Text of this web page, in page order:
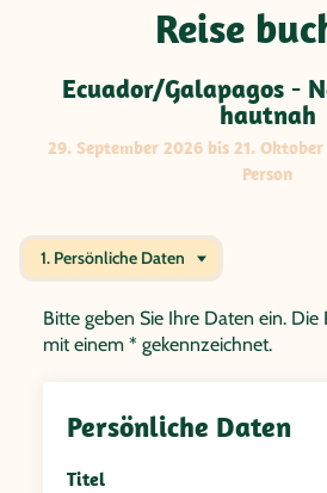
Reise
Ecuador/Galapagos -
hautnah
29. September 2026 bis 21.
Person
1. Persönliche Daten
Bitte geben Sie Ihre Daten ein. Die
mit einem * gekennzeichnet.
Persönliche Daten
Titel